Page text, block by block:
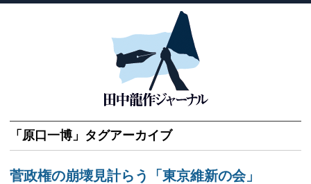
「 原口一博 」タグアーカイブ
菅政権の崩壊見計らう「東京維新の会」